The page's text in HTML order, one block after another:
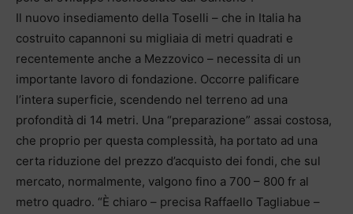
Il nuovo insediamento della Toselli – che in Italia ha
costruito capannoni su migliaia di metri quadrati e
recentemente anche a Mezzovico – necessita di un
importante lavoro di fondazione. Occorre palificare
l’intera superficie, scendendo nel terreno ad una
profondità di 14 metri. Una “preparazione” assai costosa,
che proprio per questa complessità, ha portato ad una
certa riduzione del prezzo d’acquisto dei fondi, che sul
mercato, normalmente, valgono fino a 700 – 800 fr al
metro quadro. “È chiaro – precisa Raffaello Tagliabue –